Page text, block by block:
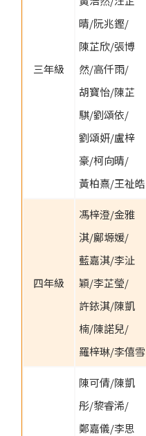
三年級
晴/阮兆鏗/
陳芷欣/張博
然/高仟雨/
胡寶怡/陳芷
騏/劉頌依/
劉頌妍/盧梓
豪/柯向晴/
黃柏熹/王祉皓
四年級
馮梓澄/金雅
淇/鄺塬媛/
藍嘉淇/李沚
穎/李芷瑩/
許銥淇/陳凱
楠/陳諾兒/
羅梓琳/李僖雪
陳可倩/陳凱
彤/黎睿浠/
鄭嘉儀/李思